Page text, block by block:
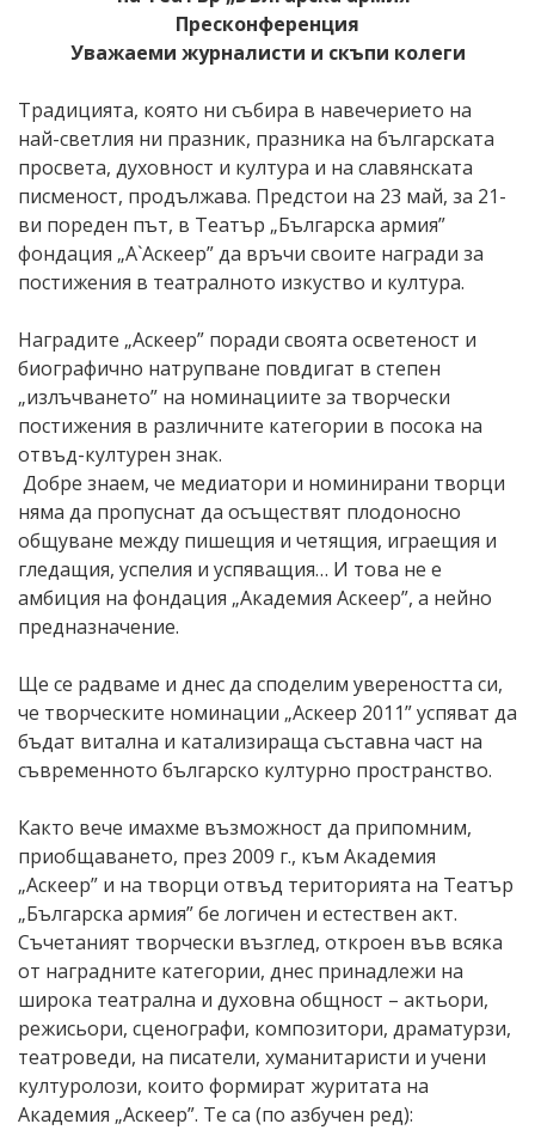
Пресконференция
Уважаеми журналисти и скъпи колеги
Традицията, която ни събира в навечерието на
най-светлия ни празник, празника на българската
просвета, духовност и култура и на славянската
писменост, продължава. Предстои на 23 май, за 21-
ви пореден път, в Театър „Българска армия”
фондация „А`Аскеер” да връчи своите награди за
постижения в театралното изкуство и култура.
Наградите „Аскеер” поради своята осветеност и
биографично натрупване повдигат в степен
„излъчването” на номинациите за творчески
постижения в различните категории в посока на
отвъд-културен знак.
Добре знаем, че медиатори и номинирани творци
няма да пропуснат да осъществят плодоносно
общуване между пишещия и четящия, играещия и
гледащия, успелия и успяващия… И това не е
амбиция на фондация „Академия Аскеер”, а нейно
предназначение.
Ще се радваме и днес да споделим увереността си,
че творческите номинации „Аскеер 2011” успяват да
бъдат витална и катализираща съставна част на
съвременното българско културно пространство.
Както вече имахме възможност да припомним,
приобщаването, през 2009 г., към Академия
„Аскеер” и на творци отвъд територията на Театър
„Българска армия” бе логичен и естествен акт.
Съчетаният творчески възглед, откроен във всяка
от наградните категории, днес принадлежи на
широка театрална и духовна общност – актьори,
режисьори, сценографи, композитори, драматурзи,
театроведи, на писатели, хуманитаристи и учени
културолози, които формират журитата на
Академия „Аскеер”. Те са (по азбучен ред):